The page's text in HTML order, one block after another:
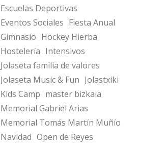
Escuelas Deportivas
Eventos Sociales Fiesta Anual
Gimnasio Hockey Hierba
Hostelería Intensivos
Jolaseta familia de valores
Jolaseta Music & Fun Jolastxiki
Kids Camp master bizkaia
Memorial Gabriel Arias
Memorial Tomás Martín Muñío
Navidad Open de Reyes